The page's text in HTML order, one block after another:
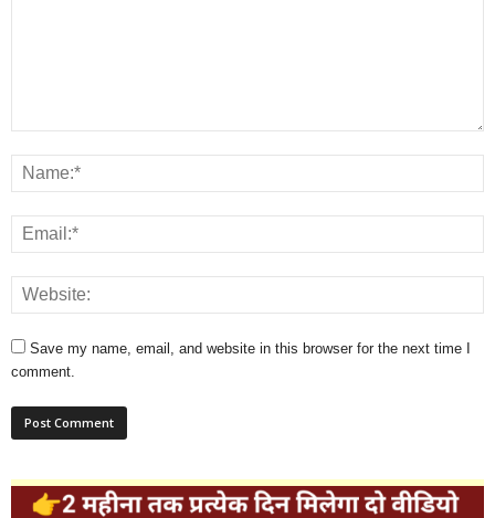
Save my name, email, and website in this browser for the next time I
comment.